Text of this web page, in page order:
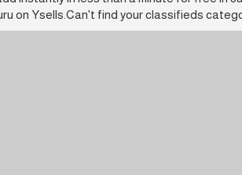
on Ysells.Can't find your classifieds